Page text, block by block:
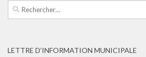
Rechercher :
LETTRE D’INFORMATION MUNICIPALE